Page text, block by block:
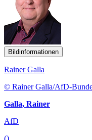
Bildinformationen
Rainer Galla
© Rainer Galla/AfD-
Galla, Rainer
AfD